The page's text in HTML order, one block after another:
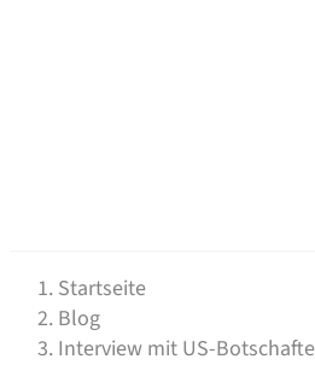
Startseite
Blog
Interview mit US-